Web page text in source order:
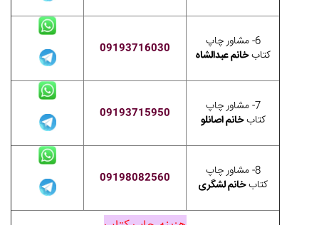
6- مشاور چاپ
کتابخانم عبدالشاه 09193716030
7- مشاور چاپ
کتابخانم اصانلو 09193715950
8- مشاور چاپ
کتابخانم لشگری 09198082560